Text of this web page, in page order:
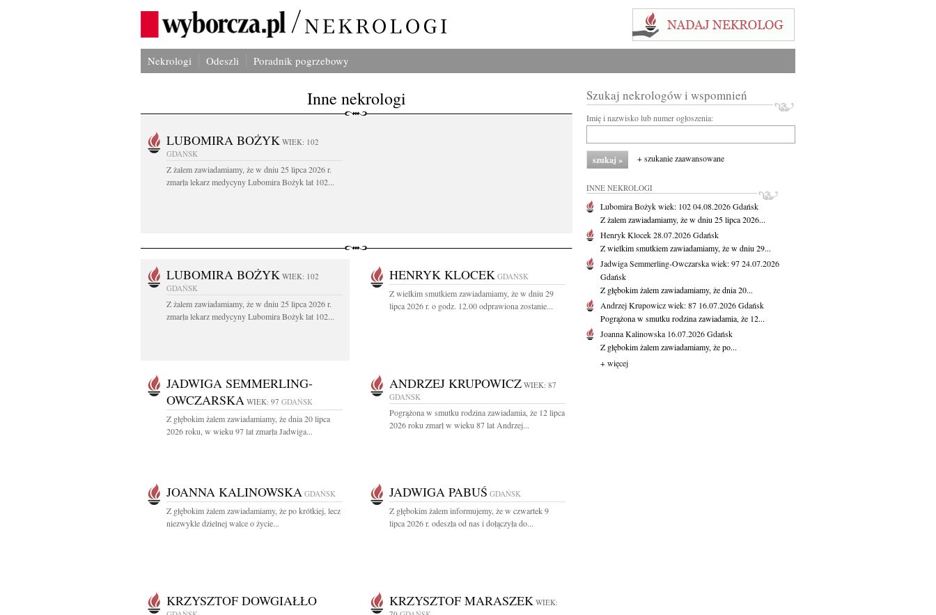
Nekrologi Odeszli Poradnik pogrzebowy
Inne nekrologi
LUBOMIRA BOŻYK WIEK: 102
GDAŃSK
Z żalem zawiadamiamy, że w dniu 25 lipca 2026 r.
zmarła lekarz medycyny Lubomira Bożyk lat 102...
LUBOMIRA BOŻYK WIEK: 102
GDAŃSK
Z żalem zawiadamiamy, że w dniu 25 lipca 2026 r.
zmarła lekarz medycyny Lubomira Bożyk lat 102...
HENRYK KLOCEK GDAŃSK
Z wielkim smutkiem zawiadamiamy, że w dniu 29
lipca 2026 r. o godz. 12.00 odprawiona zostanie...
JADWIGA SEMMERLING-
OWCZARSKA WIEK: 97 GDAŃSK
Z głębokim żalem zawiadamiamy, że dnia 20 lipca
2026 roku, w wieku 97 lat zmarła Jadwiga...
ANDRZEJ KRUPOWICZ WIEK: 87
GDAŃSK
Pogrążona w smutku rodzina zawiadamia, że 12 lipca
2026 roku zmarł w wieku 87 lat Andrzej...
JOANNA KALINOWSKA GDAŃSK
Z głębokim żalem zawiadamiamy, że po krótkiej, lecz
niezwykle dzielnej walce o życie...
JADWIGA PABUŚ GDAŃSK
Z głębokim żalem informujemy, że w czwartek 9
lipca 2026 r. odeszła od nas i dołączyła do...
KRZYSZTOF DOWGIAŁŁO KRZYSZTOF MARASZEK WIEK:
Szukaj nekrologów i wspomnień
Imię i nazwisko lub numer ogłoszenia:
+ szukanie zaawansowane
INNE NEKROLOGI
Lubomira Bożykwiek: 10204.08.2026Gdańsk
Z żalem zawiadamiamy, że w dniu 25 lipca 2026...
Henryk Klocek28.07.2026Gdańsk
Z wielkim smutkiem zawiadamiamy, że w dniu 29...
Jadwiga Semmerling-Owczarskawiek: 9724.07.2026
Gdańsk
Z głębokim żalem zawiadamiamy, że dnia 20...
Andrzej Krupowiczwiek: 87 16.07.2026Gdańsk
Pogrążona w smutku rodzina zawiadamia, że 12...
Joanna Kalinowska 16.07.2026Gdańsk
Z głębokim żalem zawiadamiamy, że po...
+ więcej